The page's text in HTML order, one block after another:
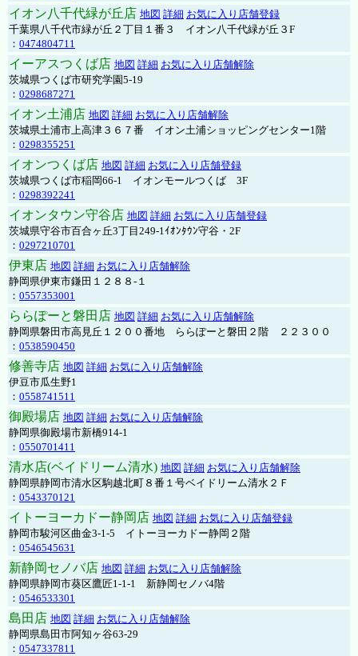
イオン八千代緑が丘店 地図 詳細 お気に入り店舗登録
千葉県八千代市緑が丘２丁目１番３ イオン八千代緑が丘３F
： 0474804711
イーアスつくば店 地図 詳細 お気に入り店舗解除
茨城県つくば市研究学園5-19
： 0298687271
イオン土浦店 地図 詳細 お気に入り店舗解除
茨城県土浦市上高津３６７番 イオン土浦ショッピングセンター1階
： 0298355251
イオンつくば店 地図 詳細 お気に入り店舗登録
茨城県つくば市稲岡66-1 イオンモールつくば 3F
： 0298392241
イオンタウン守谷店 地図 詳細 お気に入り店舗登録
茨城県守谷市百合ヶ丘3丁目249-1ｲｵﾝﾀｳﾝ守谷・2F
： 0297210701
伊東店 地図 詳細 お気に入り店舗解除
静岡県伊東市鎌田１２８８-１
： 0557353001
ららぽーと磐田店 地図 詳細 お気に入り店舗解除
静岡県磐田市高見丘１２００番地 ららぽーと磐田２階 ２２３００
： 0538590450
修善寺店 地図 詳細 お気に入り店舗解除
伊豆市瓜生野1
： 0558741511
御殿場店 地図 詳細 お気に入り店舗解除
静岡県御殿場市新橋914-1
： 0550701411
清水店(ベイドリーム清水) 地図 詳細 お気に入り店舗解除
静岡県静岡市清水区駒越北町８番１号ベイドリーム清水２Ｆ
： 0543370121
イトーヨーカドー静岡店 地図 詳細 お気に入り店舗登録
静岡市駿河区曲金3-1-5 イトーヨーカドー静岡２階
： 0546545631
新静岡セノバ店 地図 詳細 お気に入り店舗解除
静岡県静岡市葵区鷹匠1-1-1 新静岡セノバ4階
： 0546533301
島田店 地図 詳細 お気に入り店舗解除
静岡県島田市阿知ヶ谷63-29
： 0547337811